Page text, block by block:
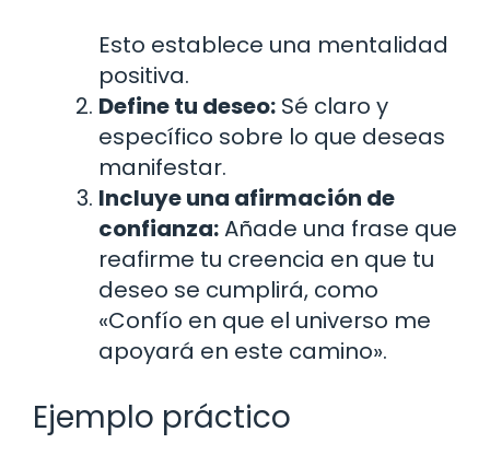
Esto establece una mentalidad
positiva.
Define tu deseo: Sé claro y
específico sobre lo que deseas
manifestar.
Incluye una afirmación de
confianza:Añade una frase que
reafirme tu creencia en que tu
deseo se cumplirá, como
«Confío en que el universo me
apoyará en este camino».
Ejemplo práctico